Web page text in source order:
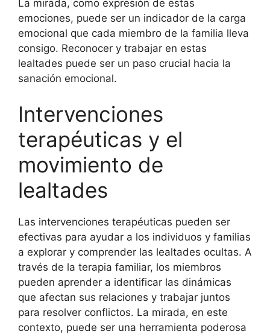
La mirada, como expresión de estas
emociones, puede ser un indicador de la carga
emocional que cada miembro de la familia lleva
consigo. Reconocer y trabajar en estas
lealtades puede ser un paso crucial hacia la
sanación emocional.
Intervenciones
terapéuticas y el
movimiento de
lealtades
Las intervenciones terapéuticas pueden ser
efectivas para ayudar a los individuos y familias
a explorar y comprender las lealtades ocultas. A
través de la terapia familiar, los miembros
pueden aprender a identificar las dinámicas
que afectan sus relaciones y trabajar juntos
para resolver conflictos. La mirada, en este
contexto, puede ser una herramienta poderosa